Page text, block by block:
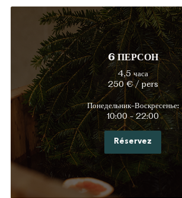
6 ПЕРСОН
4,5 часа
250 € / pers
Понедельник-Воскресенье:
10:00 - 22:00
Réservez